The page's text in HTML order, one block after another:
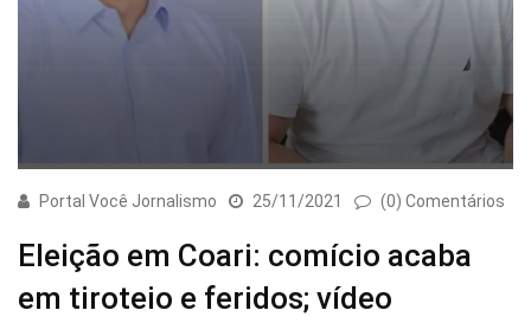
Portal Você Jornalismo 25/11/2021 (0) Comentários
Eleição em Coari: comício acaba
em tiroteio e feridos; vídeo